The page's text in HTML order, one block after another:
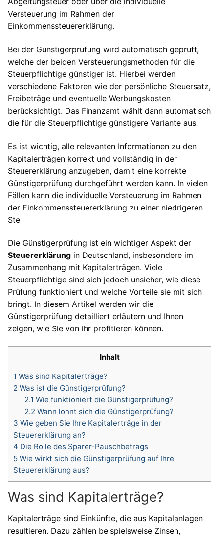
Versteuerung im Rahmen der
Einkommenssteuererklärung.
Bei der Günstigerprüfung wird automatisch geprüft,
welche der beiden Versteuerungsmethoden für die
Steuerpflichtige günstiger ist. Hierbei werden
verschiedene Faktoren wie der persönliche Steuersatz,
Freibeträge und eventuelle Werbungskosten
berücksichtigt. Das Finanzamt wählt dann automatisch
die für die Steuerpflichtige günstigere Variante aus.
Es ist wichtig, alle relevanten Informationen zu den
Kapitalerträgen korrekt und vollständig in der
Steuererklärung anzugeben, damit eine korrekte
Günstigerprüfung durchgeführt werden kann. In vielen
Fällen kann die individuelle Versteuerung im Rahmen
der Einkommenssteuererklärung zu einer niedrigeren
Ste
Die Günstigerprüfung ist ein wichtiger Aspekt der
Steuererklärung in Deutschland, insbesondere im
Zusammenhang mit Kapitalerträgen. Viele
Steuerpflichtige sind sich jedoch unsicher, wie diese
Prüfung funktioniert und welche Vorteile sie mit sich
bringt. In diesem Artikel werden wir die
Günstigerprüfung detailliert erläutern und Ihnen
zeigen, wie Sie von ihr profitieren können.
Inhalt
1 Was sind Kapitalerträge?
2 Was ist die Günstigerprüfung?
2.1 Wie funktioniert die Günstigerprüfung?
2.2 Wann lohnt sich die Günstigerprüfung?
3 Wie geben Sie Ihre Kapitalerträge in der
Steuererklärung an?
4 Die Rolle des Sparer-Pauschbetrags
5 Wie wirkt sich die Günstigerprüfung auf Ihre
Steuererklärung aus?
Was sind Kapitalerträge?
Kapitalerträge sind Einkünfte, die aus Kapitalanlagen
resultieren. Dazu zählen beispielsweise Zinsen,